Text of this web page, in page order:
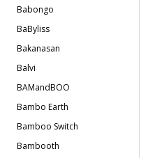
Babongo
BaByliss
Bakanasan
Balvi
BAMandBOO
Bambo Earth
Bamboo Switch
Bambooth